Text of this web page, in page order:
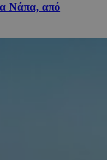
Νάπα, από